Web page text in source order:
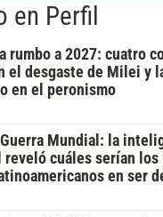
en Perfil
rumbo a 2027: cuatro
el desgaste de Milei y
en el peronismo
Mundial: la
cuáles serían los
en ser